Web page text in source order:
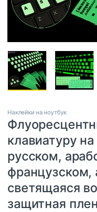
Наклейки на ноутбук
клавиатуру
русском,
французском,
светящаяся
защитная